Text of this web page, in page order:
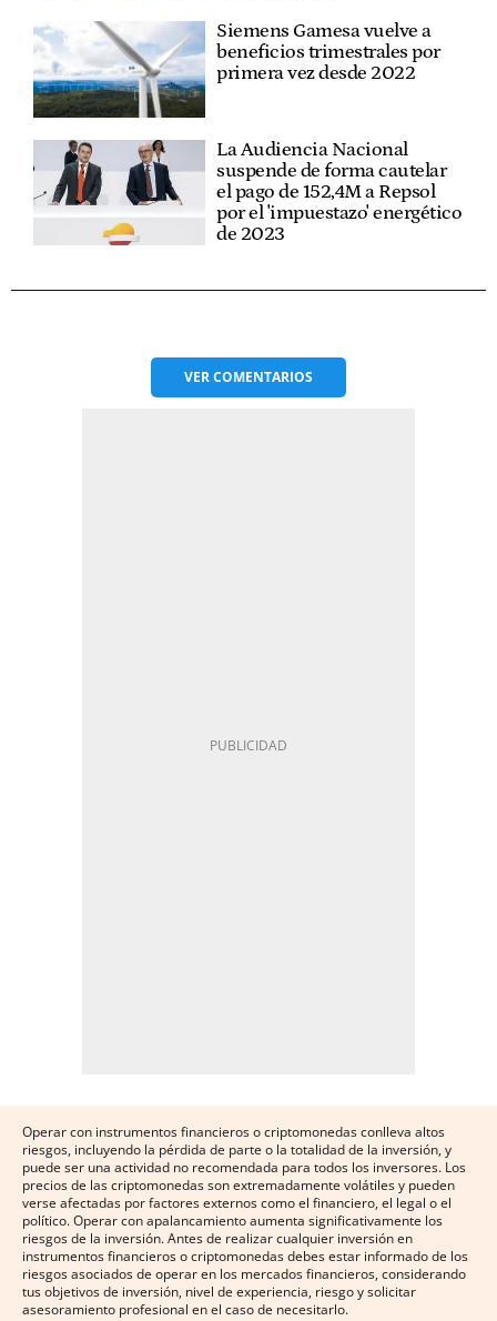
Siemens Gamesa vuelve a
beneficios trimestrales por
primera vez desde 2022
La Audiencia Nacional
suspende de forma cautelar
el pago de 152,4M a Repsol
por el 'impuestazo' energético
de 2023
VERCOMENTARIOS
Operar con instrumentos financieros o criptomonedas conlleva altos
riesgos, incluyendo la pérdida de parte o la totalidad de la inversión, y
puede ser una actividad no recomendada para todos los inversores. Los
precios de las criptomonedas son extremadamente volátiles y pueden
verse afectadas por factores externos como el financiero, el legal o el
político. Operar con apalancamiento aumenta significativamente los
riesgos de la inversión. Antes de realizar cualquier inversión en
instrumentos financieros o criptomonedas debes estar informado de los
riesgos asociados de operar en los mercados financieros, considerando
tus objetivos de inversión, nivel de experiencia, riesgo y solicitar
asesoramiento profesional en el caso de necesitarlo.